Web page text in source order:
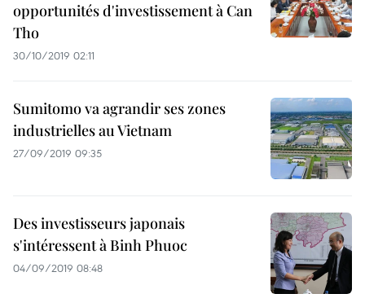
opportunités d'investissement à Can
Tho
30/10/2019 02:11
Sumitomo va agrandir ses zones
industrielles au Vietnam
27/09/2019 09:35
Des investisseurs japonais
s'intéressent à Binh Phuoc
04/09/2019 08:48